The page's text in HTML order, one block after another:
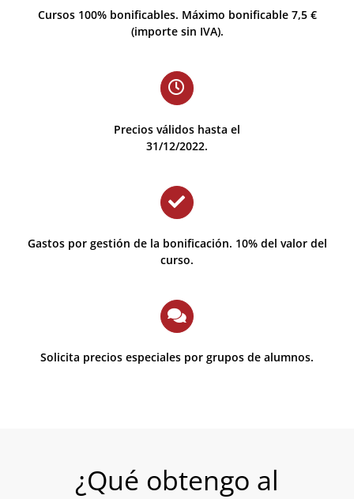
Cursos 100% bonificables. Máximo bonificable 7,5 €
(importe sin IVA).
Precios válidos hasta el
31/12/2022.
Gastos por gestión de la bonificación. 10% del valor del
curso.
Solicita precios especiales por grupos de alumnos.
¿Qué obtengo al